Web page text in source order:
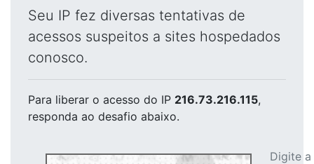
Seu IP fez diversas tentativas de
acessos suspeitos a sites hospedados
conosco.
Para liberar o acesso do IP 216.73.216.115,
responda ao desafio abaixo.
Digite